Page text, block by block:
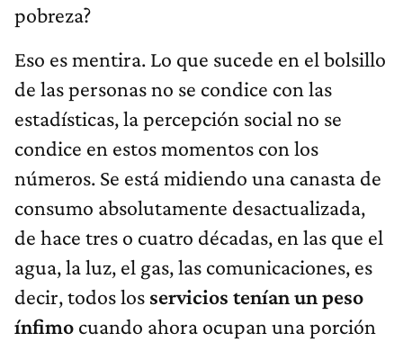
pobreza?
Eso es mentira. Lo que sucede en el bolsillo
de las personas no se condice con las
estadísticas, la percepción social no se
condice en estos momentos con los
números. Se está midiendo una canasta de
consumo absolutamente desactualizada,
de hace tres o cuatro décadas, en las que el
agua, la luz, el gas, las comunicaciones, es
decir, todos los servicios tenían un peso
ínfimo cuando ahora ocupan una porción